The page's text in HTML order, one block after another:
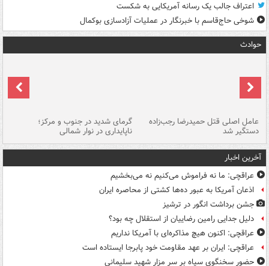
اعتراف جالب یک رسانه آمریکایی به شکست
شوخی حاج‌قاسم با خبرنگار در عملیات آزادسازی بوکمال
حوادث
عامل اصلی قتل حمیدرضا رجب‌زاده
دستگیر شد
گرمای شدید در جنوب و مرکز؛
ناپایداری در نوار شمالی
آخرین اخبار
عراقچی: ما نه فراموش می‌کنیم نه می‌بخشیم
اذعان آمریکا به عبور ده‌ها کشتی از محاصره ایران
جشن برداشت انگور در ترشیز
دلیل جدایی رامین رضاییان از استقلال چه بود؟
عراقچی: اکنون هیچ مذاکره‌ای با آمریکا نداریم
عراقچی: ایران بر عهد مقاومت خود پابرجا ایستاده است
حضور سخنگوی سپاه بر سر مزار شهید سلیمانی